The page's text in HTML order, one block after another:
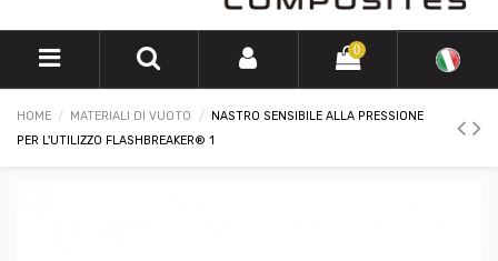
0
HOME MATERIALI DI VUOTO
NASTRO SENSIBILE ALLA PRESSIONE
PER L'UTILIZZO FLASHBREAKER® 1